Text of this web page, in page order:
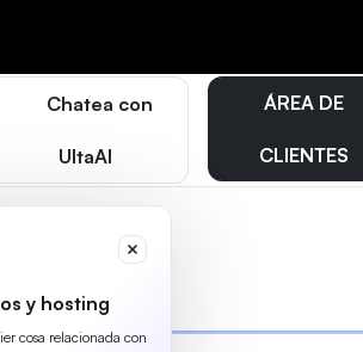
Chatea con
UltaAI
y hosting
cosa relacionada con
ÁREA DE
CLIENTES